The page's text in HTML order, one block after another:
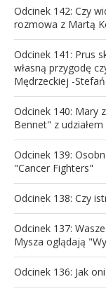
Odcinek 142: Czy
rozmowa z Martą
Odcinek 141: Prus
własną przygodę
Mędrzeckiej -
Odcinek 140: Mary
Bennet" z
Odcinek 139:
"Cancer Fighters"
Odcinek 138: Czy
Odcinek 137:
Mysza oglądają
Odcinek 136: Jak